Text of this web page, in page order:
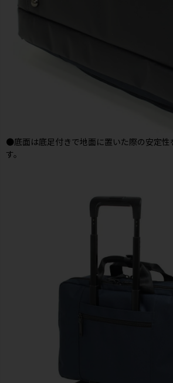
●底面は底足付きで地面に置いた際の安定性
す。